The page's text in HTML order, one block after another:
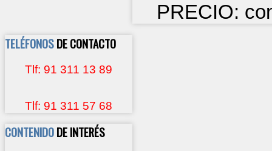
PRECIO:
TELÉFONOSDE CONTACTO
Tlf: 91 311 13 89
Tlf: 91 311 57 68
CONTENIDODE INTERÉS